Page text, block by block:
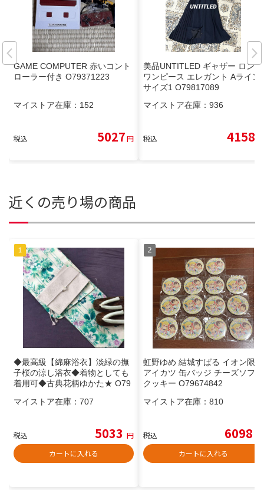
GAME COMPUTER 赤いコント
ローラー付き O79371223
マイストア在庫： 152
税込 5027円
美品UNTITLED ギャザー ロング
ワンピース エレガント Aライン
サイズ1 O79817089
マイストア在庫： 936
税込 4158
近くの売り場の商品
◆最高級【綿麻浴衣】淡緑の撫
子桜の涼し浴衣◆着物としても
着用可◆古典花柄ゆかた★ O79
マイストア在庫： 707
税込 5033 円
カートに入れる
虹野ゆめ 結城すばる イオン限定
アイカツ 缶バッジ チーズソフト
クッキー O79674842
マイストア在庫： 810
税込 6098
カートに入れる